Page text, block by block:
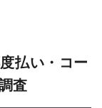
払い・コー
査